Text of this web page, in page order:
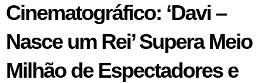
Cinematográfico: ‘Davi –
Nasce um Rei’ Supera Meio
Milhão de Espectadores e